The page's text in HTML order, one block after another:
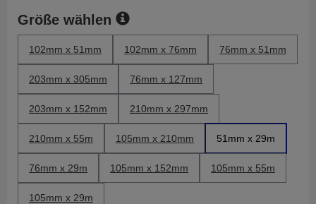
Größe wählen
102mm x 51mm 102mm x 76mm 76mm x 51mm
203mm x 305mm 76mm x 127mm
203mm x 152mm 210mm x 297mm
210mm x 55m 105mm x 210mm 51mm x 29m
76mm x 29m 105mm x 152mm 105mm x 55m
105mm x 29m